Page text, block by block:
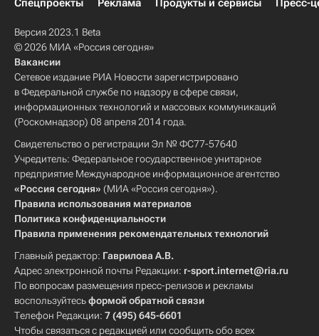
Спецпроекты
Реклама Продукты и сервисы Пресс-
Версия 2023.1 Beta
© 2026 МИА «Россия сегодня»
Вакансии
Сетевое издание РИА Новости зарегистрировано
в Федеральной службе по надзору в сфере связи,
информационных технологий и массовых коммуникаций
(Роскомнадзор) 08 апреля 2014 года.
Свидетельство о регистрации Эл № ФС77-57640
Учредитель: Федеральное государственное унитарное
предприятие Международное информационное агентство
«Россия сегодня» (МИА «Россия сегодня»).
Правила использования материалов
Политика конфиденциальности
Правила применения рекомендательных технологий
Главный редактор: Гаврилова А.В.
Адрес электронной почты Редакции: r-sport.internet@ria.ru
По вопросам размещения пресс-релизов и рекламы
воспользуйтесьформой обратной связи
Телефон Редакции: 7 (495) 645-6601
Чтобы связаться с редакцией или сообщить обо всех